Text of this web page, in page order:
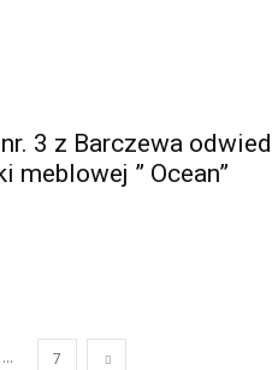
3 z Barczewa
meblowej ” Ocean”
... 7